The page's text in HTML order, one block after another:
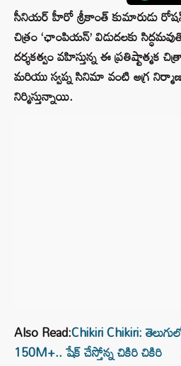
సీనియర్ హీరో శ్రీకాంత్ కుమారుడు
చిత్రం ‘ఛాంపియన్’ విడుదలకు
దర్శకత్వం వహిస్తున్న ఈ
మరియు స్వప్న సినిమా వంటి అగ్ర నిర్మాణ
నిర్మిస్తున్నాయి.
Also Read:Chikiri Chikiri:
150M+.. షేక్ చేస్తోన్న చికిరి చికిరి